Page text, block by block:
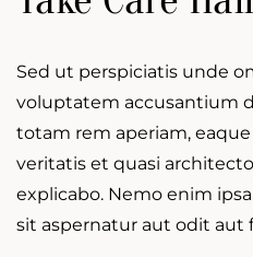
Sed ut perspiciatis unde
voluptatem accusantium
totam rem aperiam,
veritatis et quasi
explicabo. Nemo enim
sit aspernatur aut odit aut